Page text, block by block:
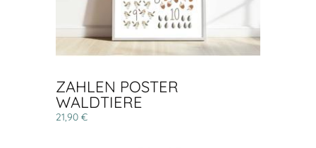
ZAHLEN POSTER
WALDTIERE
21,90 €